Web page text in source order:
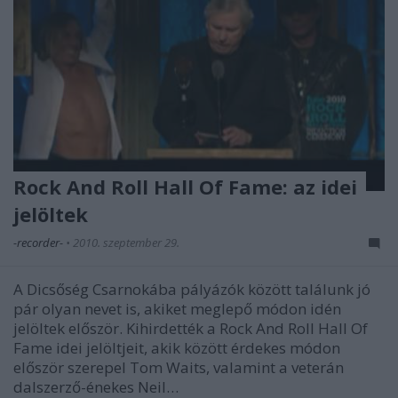
Rock And Roll Hall Of Fame: az idei
jelöltek
-recorder- • 2010. szeptember 29.
A Dicsőség Csarnokába pályázók között találunk jó
pár olyan nevet is, akiket meglepő módon idén
jelöltek először. Kihirdették a Rock And Roll Hall Of
Fame idei jelöltjeit, akik között érdekes módon
először szerepel Tom Waits, valamint a veterán
dalszerző-énekes Neil…